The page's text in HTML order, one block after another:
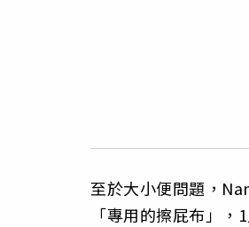
至於大小便問題，
「專用的擦屁布」